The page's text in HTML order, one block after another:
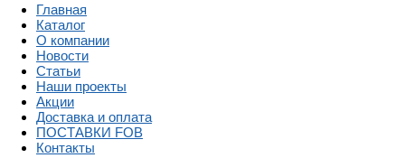
Главная
Каталог
О компании
Новости
Статьи
Наши проекты
Акции
Доставка и оплата
ПОСТАВКИ FOB
Контакты